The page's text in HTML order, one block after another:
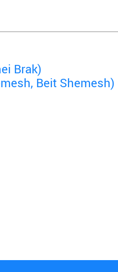
Brak)
Beit Shemesh)